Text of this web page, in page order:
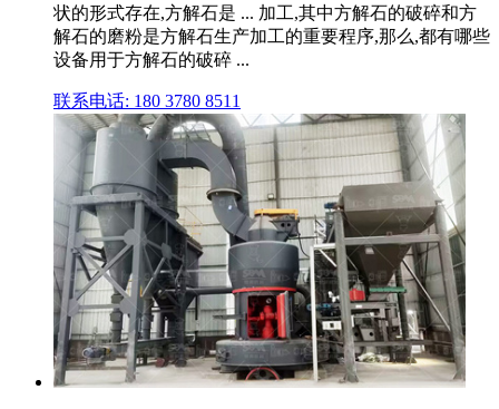
状的形式存在,方解石是 ... 加工,其中方解石的破碎和方
解石的磨粉是方解石生产加工的重要程序,那么,都有哪些
设备用于方解石的破碎 ...
联系电话: 180 3780 8511